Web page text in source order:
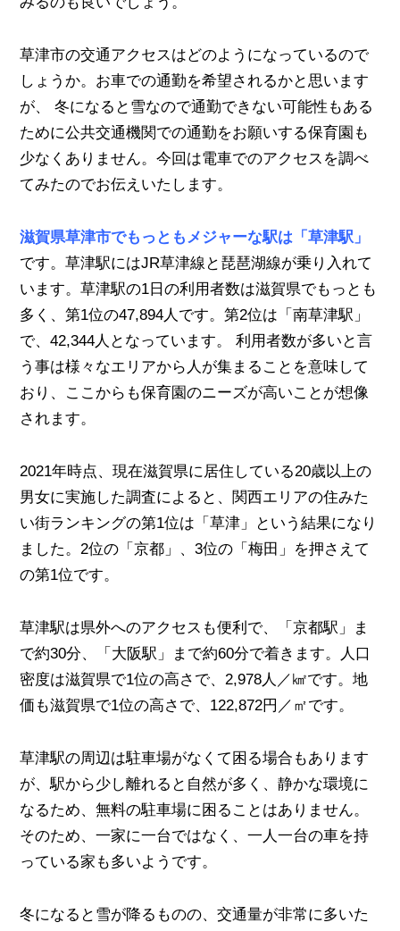
草津市の交通アクセスはどのようになっているので
しょうか。お車での通勤を希望されるかと思います
が、 冬になると雪なので通勤できない可能性もある
ために公共交通機関での通勤をお願いする保育園も
少なくありません。今回は電車でのアクセスを調べ
てみたのでお伝えいたします。
滋賀県草津市でもっともメジャーな駅は「草津駅」
です。草津駅にはJR草津線と琵琶湖線が乗り入れて
います。草津駅の1日の利用者数は滋賀県でもっとも
多く、第1位の47,894人です。第2位は「南草津駅」
で、42,344人となっています。 利用者数が多いと言
う事は様々なエリアから人が集まることを意味して
おり、ここからも保育園のニーズが高いことが想像
されます。
2021年時点、現在滋賀県に居住している20歳以上の
男女に実施した調査によると、関西エリアの住みた
い街ランキングの第1位は「草津」という結果になり
ました。2位の「京都」、3位の「梅田」を押さえて
の第1位です。
草津駅は県外へのアクセスも便利で、「京都駅」ま
で約30分、「大阪駅」まで約60分で着きます。人口
密度は滋賀県で1位の高さで、2,978人／㎢です。地
価も滋賀県で1位の高さで、122,872円／㎡です。
草津駅の周辺は駐車場がなくて困る場合もあります
が、駅から少し離れると自然が多く、静かな環境に
なるため、無料の駐車場に困ることはありません。
そのため、一家に一台ではなく、一人一台の車を持
っている家も多いようです。
冬になると雪が降るものの、交通量が非常に多いた